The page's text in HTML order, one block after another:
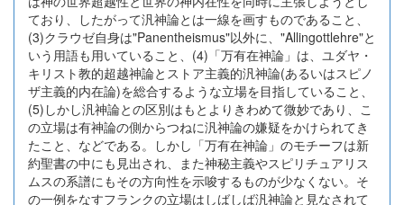
ており、したがって汎神論とは一線を画すものであること、
(3)クラウゼ自身は"Panentheismus"以外に、"Allingottlehre"と
いう用語も用いていること、(4)「万有在神論」は、ユダヤ・
キリスト教的超越神論とストア主義的汎神論(あるいはスピノ
ザ主義的内在論)を総合するような立場を目指していること、
(5)しかし汎神論との区別はもとよりきわめて微妙であり、こ
の立場は有神論の側からつねに汎神論の嫌疑をかけられてき
たこと、などである。しかし「万有在神論」のモチーフは新
約聖書の中にも見出され、また神秘主義やスピリチュアリス
ムスの系譜にもその方向性を示唆するものが少なくない。そ
の一例をなすフランクの立場はしばしば汎神論と見なされて